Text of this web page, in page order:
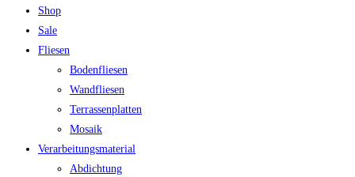
Shop
Sale
Fliesen
Bodenfliesen
Wandfliesen
Terrassenplatten
Mosaik
Verarbeitungsmaterial
Abdichtung